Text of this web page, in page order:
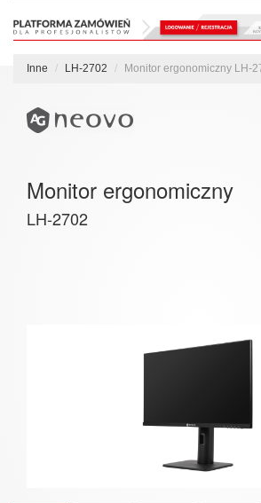
Inne LH-2702 Monitor ergonomiczny LH-
Monitor ergonomiczny
LH-2702